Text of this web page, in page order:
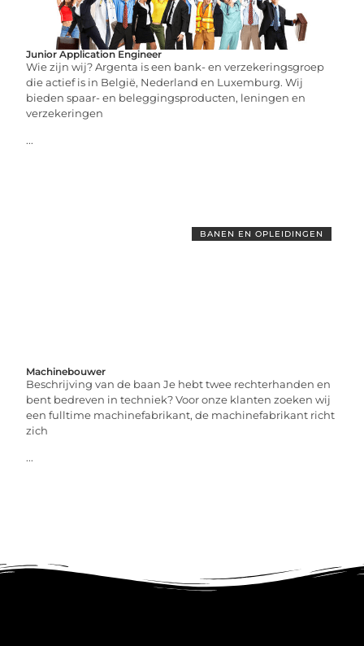
Junior Application Engineer
Wie zijn wij? Argenta is een bank- en verzekeringsgroep
die actief is in België, Nederland en Luxemburg. Wij
bieden spaar- en beleggingsproducten, leningen en
verzekeringen
...
BANEN EN OPLEIDINGEN
Machinebouwer
Beschrijving van de baan Je hebt twee rechterhanden en
bent bedreven in techniek? Voor onze klanten zoeken wij
een fulltime machinefabrikant, de machinefabrikant richt
zich
...